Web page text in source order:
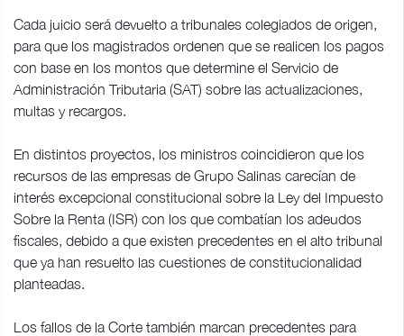
Cada juicio será devuelto a tribunales colegiados de origen,
para que los magistrados ordenen que se realicen los pagos
con base en los montos que determine el Servicio de
Administración Tributaria (SAT) sobre las actualizaciones,
multas y recargos.
En distintos proyectos, los ministros coincidieron que los
recursos de las empresas de Grupo Salinas carecían de
interés excepcional constitucional sobre la Ley del Impuesto
Sobre la Renta (ISR) con los que combatían los adeudos
fiscales, debido a que existen precedentes en el alto tribunal
que ya han resuelto las cuestiones de constitucionalidad
planteadas.
Los fallos de la Corte también marcan precedentes para